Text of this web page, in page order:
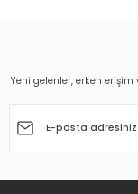
Görüş ve
Ürün
Ürün fiyatı diğer
Yeni gelenler, erken